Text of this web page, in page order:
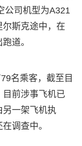
公司机型为A321
斯克途中，在
道。
名乘客，截至目
前涉事飞机已
另一架飞机执
调查中。